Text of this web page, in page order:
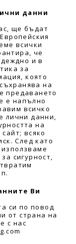
данни
ще бъдат
всички
че
и в
за
която
на
предаването
е напълно
всичко
лични данни,
на
всяко
След като
сигурност,
Ви
си по повод
от страна на
с нас